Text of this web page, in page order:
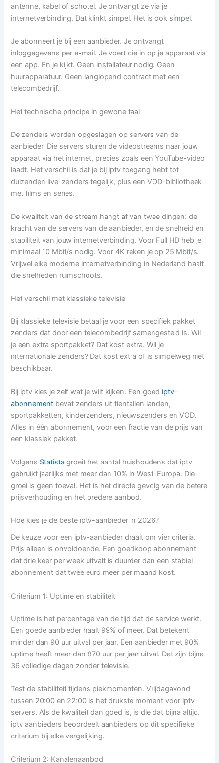
antenne, kabel of schotel. Je ontvangt ze via je
internetverbinding. Dat klinkt simpel. Het is ook simpel.
Je abonneert je bij een aanbieder. Je ontvangt
inloggegevens per e-mail. Je voert die in op je apparaat via
een app. En je kijkt. Geen installateur nodig. Geen
huurapparatuur. Geen langlopend contract met een
telecombedrijf.
Het technische principe in gewone taal
De zenders worden opgeslagen op servers van de
aanbieder. Die servers sturen de videostreams naar jouw
apparaat via het internet, precies zoals een YouTube-video
laadt. Het verschil is dat je bij iptv toegang hebt tot
duizenden live-zenders tegelijk, plus een VOD-bibliotheek
met films en series.
De kwaliteit van de stream hangt af van twee dingen: de
kracht van de servers van de aanbieder, en de snelheid en
stabiliteit van jouw internetverbinding. Voor Full HD heb je
minimaal 10 Mbit/s nodig. Voor 4K reken je op 25 Mbit/s.
Vrijwel elke moderne internetverbinding in Nederland haalt
die snelheden ruimschoots.
Het verschil met klassieke televisie
Bij klassieke televisie betaal je voor een specifiek pakket
zenders dat door een telecombedrijf samengesteld is. Wil
je een extra sportpakket? Dat kost extra. Wil je
internationale zenders? Dat kost extra of is simpelweg niet
beschikbaar.
Bij iptv kies je zelf wat je wilt kijken. Een goed iptv-
abonnement bevat zenders uit tientallen landen,
sportpakketten, kinderzenders, nieuwszenders en VOD.
Alles in één abonnement, voor een fractie van de prijs van
een klassiek pakket.
Volgens Statista groeit het aantal huishoudens dat iptv
gebruikt jaarlijks met meer dan 10% in West-Europa. Die
groei is geen toeval. Het is het directe gevolg van de betere
prijsverhouding en het bredere aanbod.
Hoe kies je de beste iptv-aanbieder in 2026?
De keuze voor een iptv-aanbieder draait om vier criteria.
Prijs alleen is onvoldoende. Een goedkoop abonnement
dat drie keer per week uitvalt is duurder dan een stabiel
abonnement dat twee euro meer per maand kost.
Criterium 1: Uptime en stabiliteit
Uptime is het percentage van de tijd dat de service werkt.
Een goede aanbieder haalt 99% of meer. Dat betekent
minder dan 90 uur uitval per jaar. Een aanbieder met 90%
uptime heeft meer dan 870 uur per jaar uitval. Dat zijn bijna
36 volledige dagen zonder televisie.
Test de stabiliteit tijdens piekmomenten. Vrijdagavond
tussen 20:00 en 22:00 is het drukste moment voor iptv-
servers. Als de kwaliteit dan goed is, is die dat bijna altijd.
iptv aanbieders beoordeelt aanbieders op dit specifieke
criterium bij elke vergelijking.
Criterium 2: Kanalenaanbod